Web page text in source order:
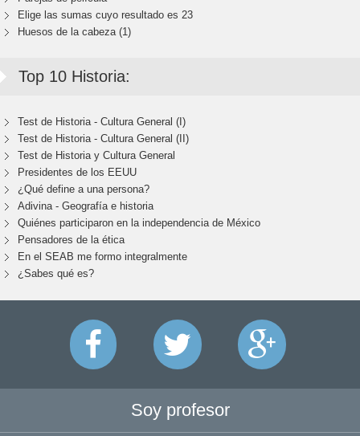
Elige las sumas cuyo resultado es 23
Huesos de la cabeza (1)
Top 10 Historia:
Test de Historia - Cultura General (I)
Test de Historia - Cultura General (II)
Test de Historia y Cultura General
Presidentes de los EEUU
¿Qué define a una persona?
Adivina - Geografía e historia
Quiénes participaron en la independencia de México
Pensadores de la ética
En el SEAB me formo integralmente
¿Sabes qué es?
Soy profesor